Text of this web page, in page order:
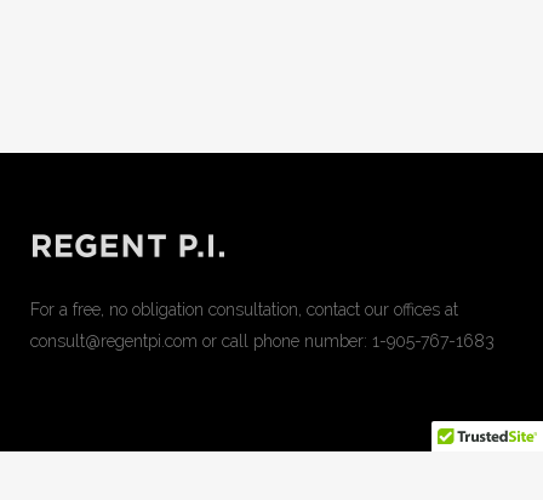
For a free, no obligation consultation, contact our offices at
consult@regentpi.com or call phone number: 1-905-767-1683
can cbd gummies cause
mouth sores cbd and cbn gummies for sleep do regan cbd